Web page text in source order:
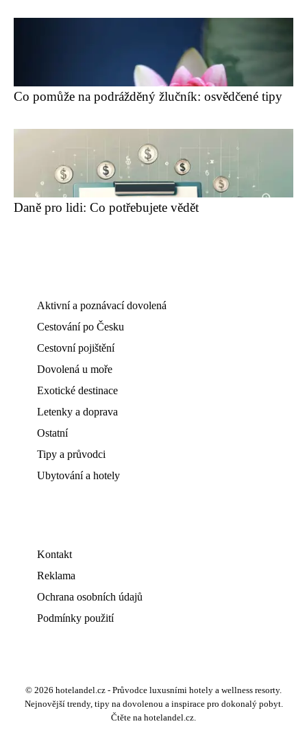
Co pomůže na podrážděný žlučník: osvědčené tipy
Daně pro lidi: Co potřebujete vědět
Aktivní a poznávací dovolená
Cestování po Česku
Cestovní pojištění
Dovolená u moře
Exotické destinace
Letenky a doprava
Ostatní
Tipy a průvodci
Ubytování a hotely
Kontakt
Reklama
Ochrana osobních údajů
Podmínky použití
© 2026 hotelandel.cz - Průvodce luxusními hotely a wellness resorty.
Nejnovější trendy, tipy na dovolenou a inspirace pro dokonalý pobyt.
Čtěte na hotelandel.cz.